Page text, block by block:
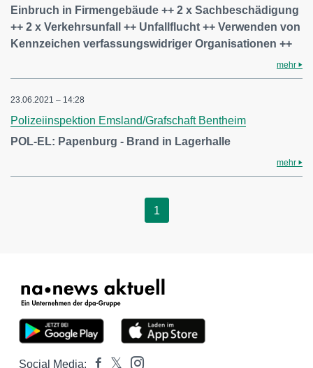
Einbruch in Firmengebäude ++ 2 x Sachbeschädigung
++ 2 x Verkehrsunfall ++ Unfallflucht ++ Verwenden von
Kennzeichen verfassungswidriger Organisationen ++
mehr
23.06.2021 – 14:28
Polizeiinspektion Emsland/Grafschaft Bentheim
POL-EL: Papenburg - Brand in Lagerhalle
mehr
1
Social Media: